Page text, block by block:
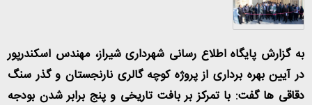
به گزارش پایگاه اطلاع رسانی شهرداری شیراز، مهندس اسکندرپور
در آیین بهره برداری از پروژه کوچه گالری نارنجستان و گذر سنگ
دقاقی ها گفت: با تمرکز بر بافت تاریخی و پنج برابر شدن بودجه